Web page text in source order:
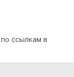
ссылкам в